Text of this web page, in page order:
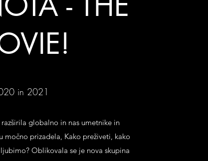
in 2021
globalno in nas umetnike in
močno prizadela, Kako preživeti, kako
Oblikovala se je nova skupina